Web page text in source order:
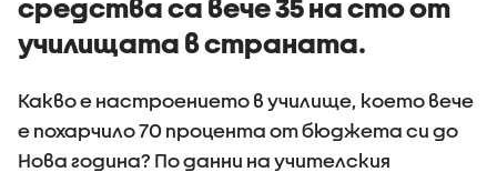
средства са вече 35 на сто от
училищата в страната.
Какво е настроението в училище, което вече
е похарчило 70 процента от бюджета си до
Нова година? По данни на учителския